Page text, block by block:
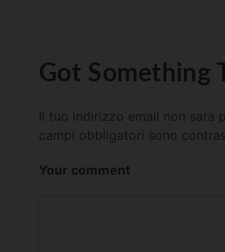
Got Something
Il tuo indirizzo email non sarà
campi obbligatori sono
Your comment